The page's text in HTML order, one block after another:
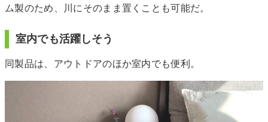
ム製のため、川にそのまま置くことも可能だ。
室内でも活躍しそう
同製品は、アウトドアのほか室内でも便利。